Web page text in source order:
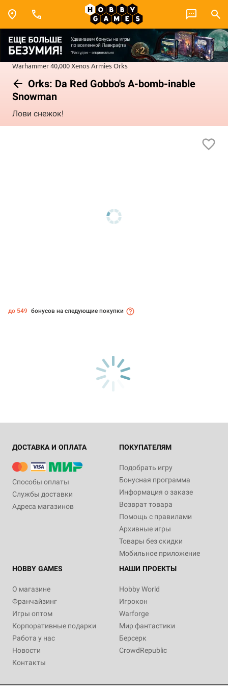
Warhammer 40,000Xenos ArmiesOrks
Orks: Da Red Gobbo's A-bomb-inable
Snowman
Лови снежок!
до 549 бонусов на следующие покупки
ДОСТАВКА И ОПЛАТА
Способы оплаты
Службы доставки
Адреса магазинов
ПОКУПАТЕЛЯМ
Подобрать игру
Бонусная программа
Информация о заказе
Возврат товара
Помощь с правилами
Архивные игры
Товары без скидки
Мобильное приложение
HOBBY GAMES
О магазине
Франчайзинг
Игры оптом
Корпоративные подарки
Работа у нас
Новости
Контакты
НАШИ ПРОЕКТЫ
Hobby World
Игрокон
Warforge
Мир фантастики
Берсерк
CrowdRepublic